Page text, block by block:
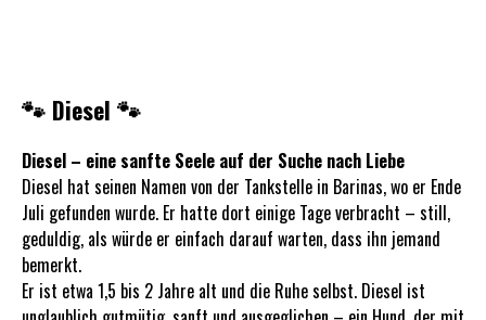
🐾 Diesel 🐾
Diesel – eine sanfte Seele auf der Suche nach Liebe
Diesel hat seinen Namen von der Tankstelle in Barinas, wo er Ende
Juli gefunden wurde. Er hatte dort einige Tage verbracht – still,
geduldig, als würde er einfach darauf warten, dass ihn jemand
bemerkt.
Er ist etwa 1,5 bis 2 Jahre alt und die Ruhe selbst. Diesel ist